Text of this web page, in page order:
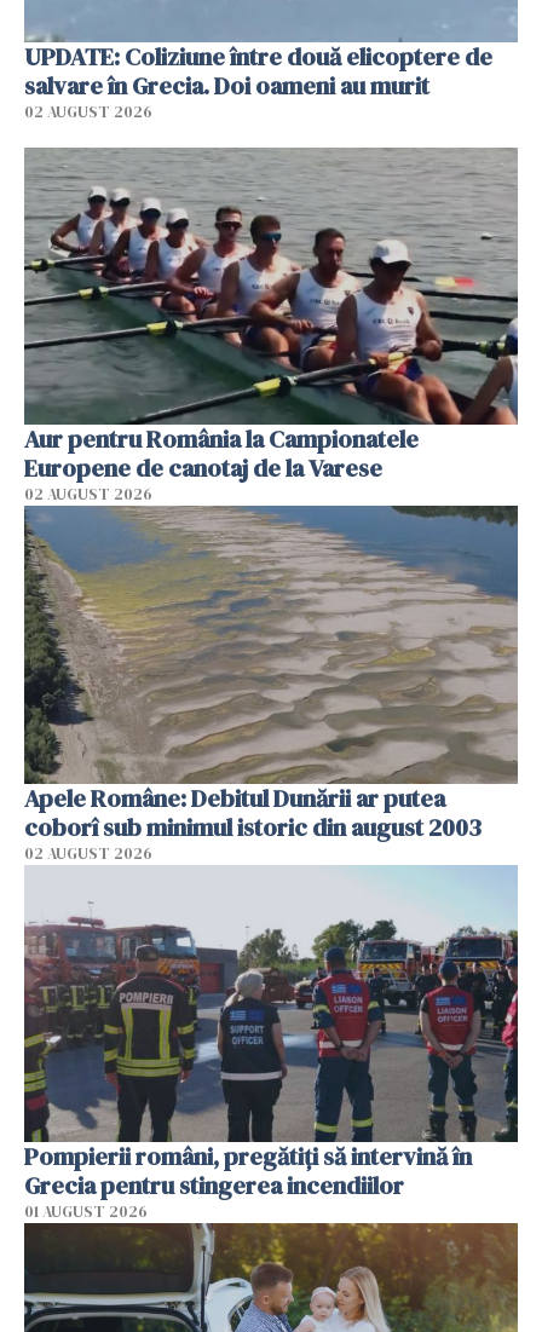
UPDATE: Coliziune între două elicoptere de
salvare în Grecia. Doi oameni au murit
02 AUGUST 2026
Aur pentru România la Campionatele
Europene de canotaj de la Varese
02 AUGUST 2026
Apele Române: Debitul Dunării ar putea
coborî sub minimul istoric din august 2003
02 AUGUST 2026
Pompierii români, pregătiţi să intervină în
Grecia pentru stingerea incendiilor
01 AUGUST 2026